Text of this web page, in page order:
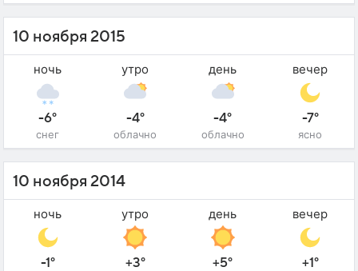
10 ноября 2015
ночь
-6°
снег
утро
-4°
облачно
день
-4°
облачно
вечер
-7°
ясно
10 ноября 2014
ночь
-1°
утро
+3°
день
+5°
вечер
+1°